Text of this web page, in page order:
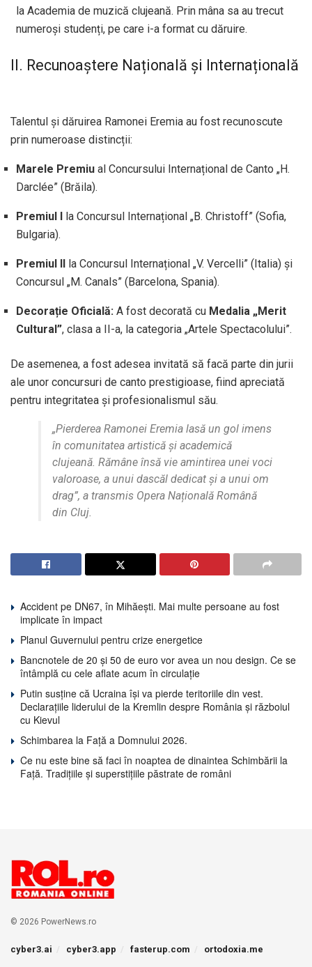
la Academia de muzică clujeană. Prin mâna sa au trecut
numeroși studenți, pe care i-a format cu dăruire.
II. Recunoaștere Națională și Internațională
Talentul și dăruirea Ramonei Eremia au fost recunoscute
prin numeroase distincții:
Marele Premiu al Concursului Internațional de Canto „H.
Darclée” (Brăila).
Premiul I la Concursul Internațional „B. Christoff” (Sofia,
Bulgaria).
Premiul II la Concursul Internațional „V. Vercelli” (Italia) și
Concursul „M. Canals” (Barcelona, Spania).
Decorație Oficială: A fost decorată cu Medalia „Merit
Cultural”, clasa a II-a, la categoria „Artele Spectacolului”.
De asemenea, a fost adesea invitată să facă parte din jurii
ale unor concursuri de canto prestigioase, fiind apreciată
pentru integritatea și profesionalismul său.
„Pierderea Ramonei Eremia lasă un gol imens
în comunitatea artistică și academică
clujeană. Rămâne însă vie amintirea unei voci
valoroase, a unui dascăl dedicat și a unui om
drag”, a transmis Opera Națională Română
din Cluj.
Accident pe DN67, în Mihăești. Mai multe persoane au fost
implicate în impact
Planul Guvernului pentru crize energetice
Bancnotele de 20 și 50 de euro vor avea un nou design. Ce se
întâmplă cu cele aflate acum în circulație
Putin susține că Ucraina își va pierde teritoriile din vest.
Declarațiile liderului de la Kremlin despre România și războiul
cu Kievul
Schimbarea la Față a Domnului 2026.
Ce nu este bine să faci în noaptea de dinaintea Schimbării la
Față. Tradițiile și superstițiile păstrate de români
© 2026 PowerNews.ro
cyber3.ai cyber3.app fasterup.com ortodoxia.me